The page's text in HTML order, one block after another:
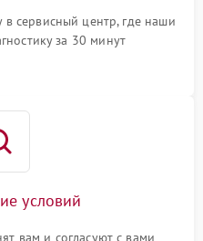
в сервисный центр, где наши
за 30 минут
условий
вам и согласуют с вами